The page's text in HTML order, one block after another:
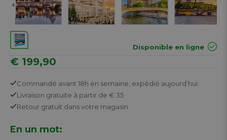
Disponible en ligne
€ 199,90
Commandé avant 18h en semaine, expédié aujourd’hui.
Livraison gratuite à partir de € 35
Retour gratuit dans votre magasin
En un mot: